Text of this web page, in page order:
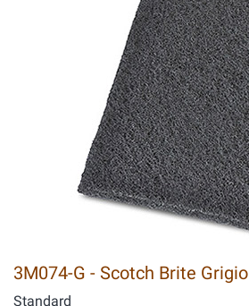
3M074-G - Scotch Brite Grigio
Standard